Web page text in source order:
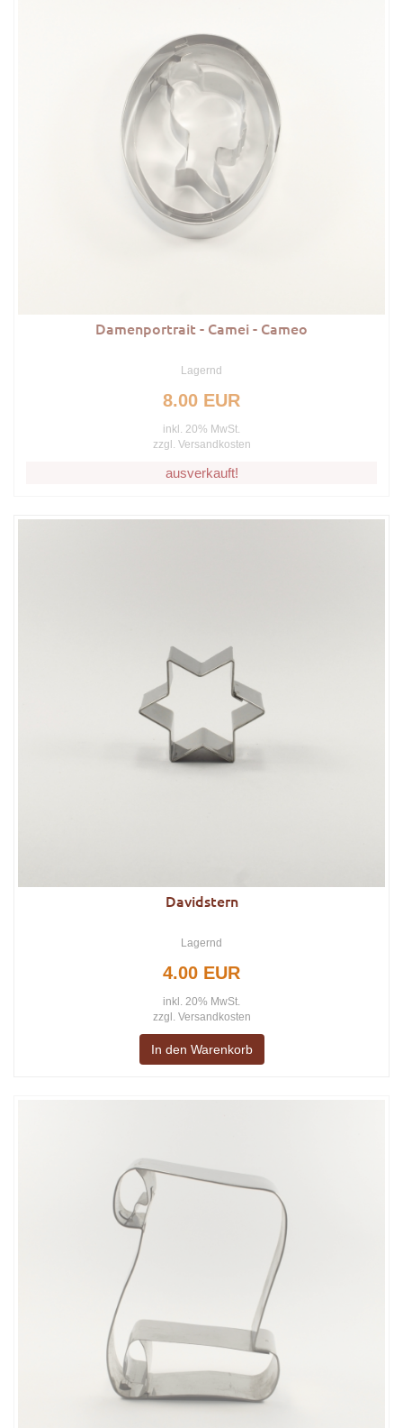
Damenportrait - Camei - Cameo
Lagernd
8.00 EUR
inkl. 20% MwSt.
zzgl. Versandkosten
ausverkauft!
Davidstern
Lagernd
4.00 EUR
inkl. 20% MwSt.
zzgl. Versandkosten
In den Warenkorb